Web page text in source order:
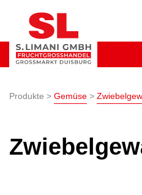
Produkte > Gemüse>